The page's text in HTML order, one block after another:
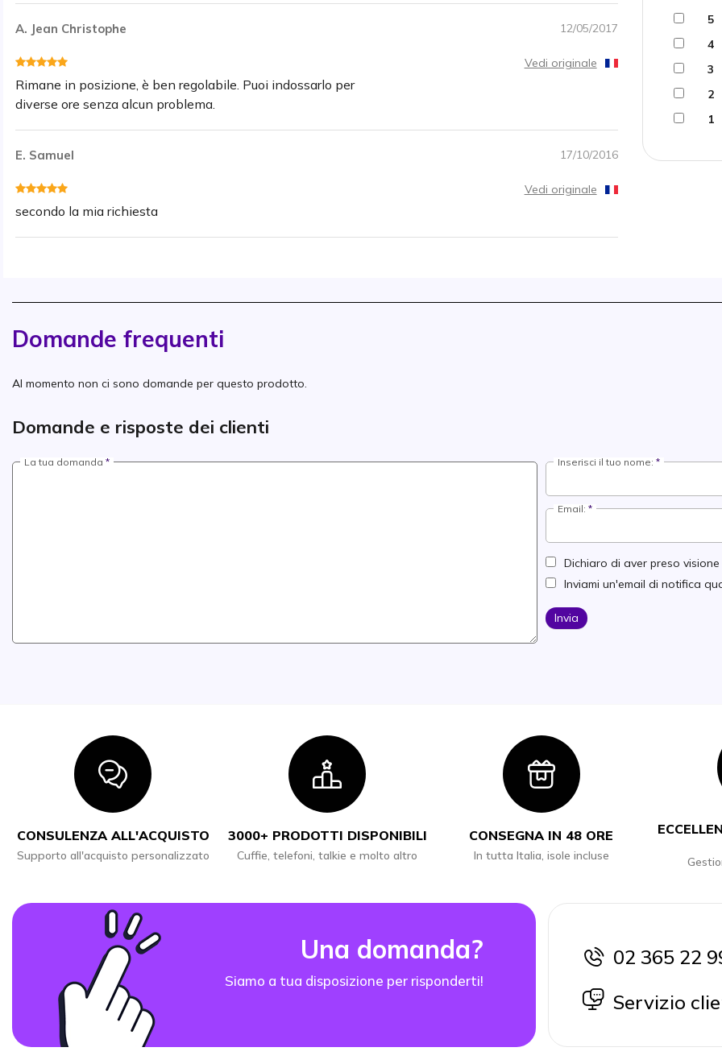
A. Jean Christophe 12/05/2017
Rimane in posizione, è ben regolabile. Puoi indossarlo per
diverse ore senza alcun problema.
Vedi originale
E. Samuel 17/10/2016
secondo la mia richiesta
Vedi originale
5
4
3
2
1
Domande frequenti
Al momento non ci sono domande per questo prodotto.
Domande e risposte dei clienti
La tua domanda Inserisci il tuo nome:
Email:
Dichiaro di aver preso visione
Inviami un'email di notifica
Invia
Icon
CONSULENZA ALL'ACQUISTO
Supporto all'acquisto personalizzato
Icon
3000+ PRODOTTI DISPONIBILI
Cuffie, telefoni, talkie e molto altro
Icon
CONSEGNA IN 48 ORE
In tutta Italia, isole incluse
Una domanda?
Siamo a tua disposizione per risponderti!
icon
02 365 22
icon
Servizio